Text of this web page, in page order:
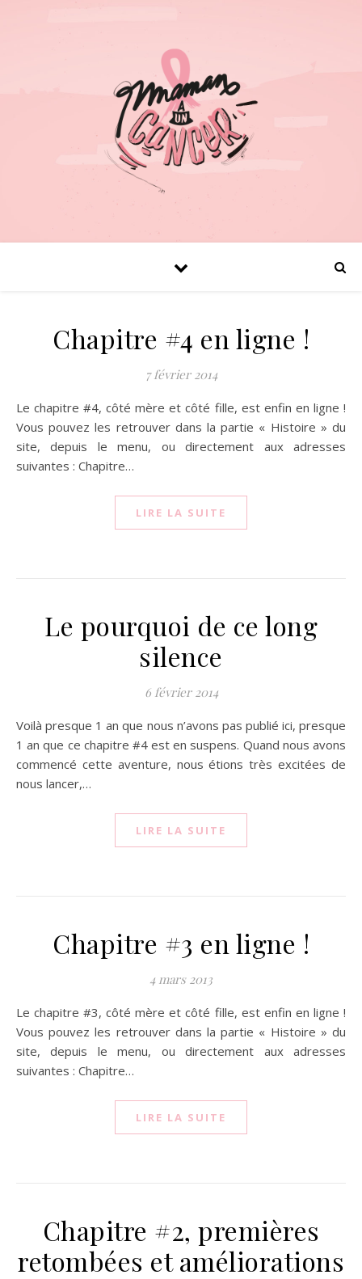
Chapitre #4 en ligne !
7 février 2014
Le chapitre #4, côté mère et côté fille, est enfin en ligne !
Vous pouvez les retrouver dans la partie « Histoire » du
site, depuis le menu, ou directement aux adresses
suivantes : Chapitre…
LIRE LA SUITE
Le pourquoi de ce long
silence
6 février 2014
Voilà presque 1 an que nous n’avons pas publié ici, presque
1 an que ce chapitre #4 est en suspens. Quand nous avons
commencé cette aventure, nous étions très excitées de
nous lancer,…
LIRE LA SUITE
Chapitre #3 en ligne !
4 mars 2013
Le chapitre #3, côté mère et côté fille, est enfin en ligne !
Vous pouvez les retrouver dans la partie « Histoire » du
site, depuis le menu, ou directement aux adresses
suivantes : Chapitre…
LIRE LA SUITE
Chapitre #2, premières
retombées et améliorations